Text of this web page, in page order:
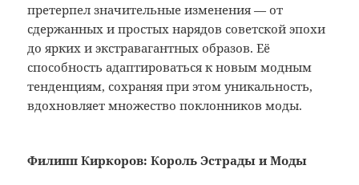
претерпел значительные изменения — от
сдержанных и простых нарядов советской эпохи
до ярких и экстравагантных образов. Её
способность адаптироваться к новым модным
тенденциям, сохраняя при этом уникальность,
вдохновляет множество поклонников моды.
Филипп Киркоров: Король Эстрады и Моды